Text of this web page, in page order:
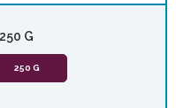
G
250 G